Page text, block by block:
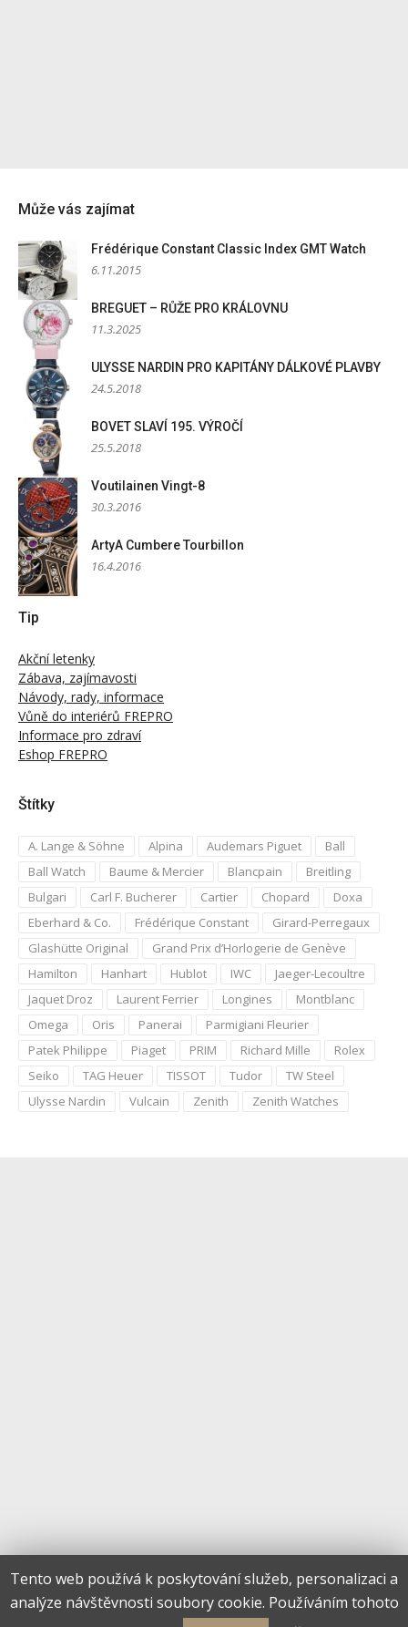
Může vás zajímat
Frédérique Constant Classic Index GMT Watch
6.11.2015
BREGUET – RŮŽE PRO KRÁLOVNU
11.3.2025
ULYSSE NARDIN PRO KAPITÁNY DÁLKOVÉ PLAVBY
24.5.2018
BOVET SLAVÍ 195. VÝROČÍ
25.5.2018
Voutilainen Vingt-8
30.3.2016
ArtyA Cumbere Tourbillon
16.4.2016
Tip
Akční letenky
Zábava, zajímavosti
Návody, rady, informace
Vůně do interiérů FREPRO
Informace pro zdraví
Eshop FREPRO
Štítky
A. Lange & Söhne Alpina Audemars Piguet
Ball
Ball Watch
Baume & Mercier Blancpain
Breitling
Bulgari
Carl F. Bucherer Cartier Chopard
Doxa
Eberhard & Co.
Frédérique Constant
Girard-Perregaux
Glashütte Original
Grand Prix d’Horlogerie de Genève
Hamilton
Hanhart Hublot IWC
Jaeger-Lecoultre
Jaquet Droz
Laurent Ferrier Longines
Montblanc
Omega
Oris Panerai
Parmigiani Fleurier
Patek Philippe
Piaget PRIM Richard Mille
Rolex
Seiko
TAG Heuer TISSOT Tudor
TW Steel
Ulysse Nardin
Vulcain Zenith Zenith Watches
Tento web používá k poskytování služeb, personalizaci a
analýze návštěvnosti soubory cookie. Používáním tohoto